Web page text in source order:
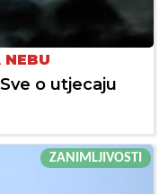
NEBU
o utjecaju
ZANIMLJIVOSTI